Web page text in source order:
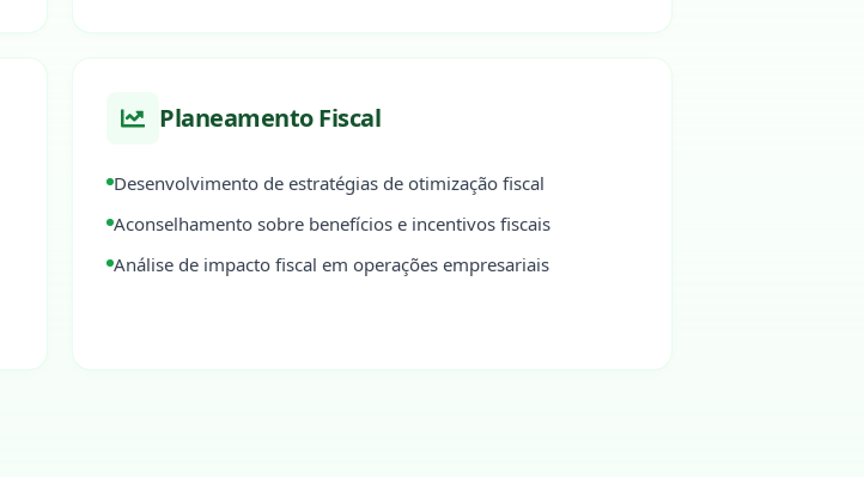
Planeamento Fiscal
Desenvolvimento de estratégias de otimização fiscal
Aconselhamento sobre benefícios e incentivos fiscais
Análise de impacto fiscal em operações empresariais